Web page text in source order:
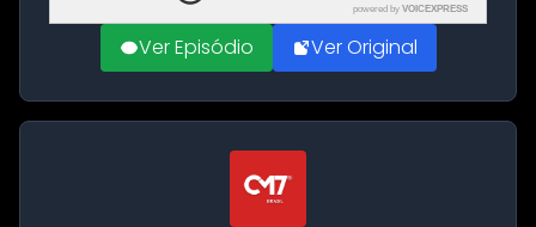
powered by VOICEXPRESS
Ver Episódio Ver Original